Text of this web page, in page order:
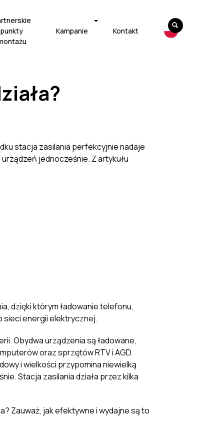
punkty
Kampanie Kontakt
stacja zasilania perfekcyjnie nadaje
jednocześnie. Z artykułu
dzięki którym ładowanie telefonu,
sieci energii elektrycznej.
Obydwa urządzenia są ładowane,
oraz sprzętów RTV i AGD.
i wielkości przypomina niewielką
Stacja zasilania działa przez kilka
Zauważ, jak efektywne i wydajne są to